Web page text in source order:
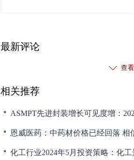
最新评论
查
相关推荐
ASMPT先进封装增长可见度增：
恩威医药：中药材价格已经回落 相